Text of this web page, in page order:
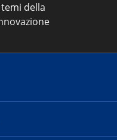
della